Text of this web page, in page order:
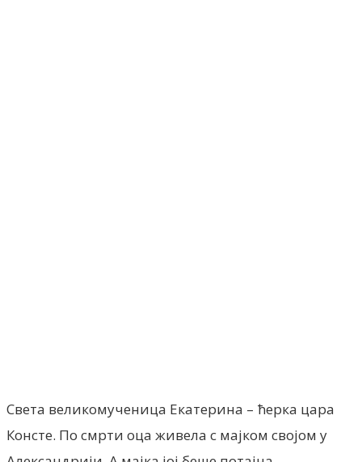
Света великомученица Екатерина – ћерка цара
Консте. По смрти оца живела с мајком својом у